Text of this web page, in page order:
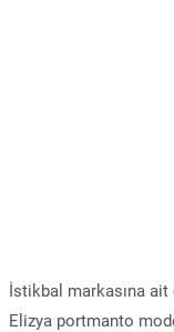
İstikbal markasına ait
Elizya portmanto